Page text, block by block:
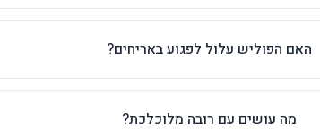
האם הפוליש עלול לפגוע באריחים?
מה עושים עם רובה מלוכלכת?